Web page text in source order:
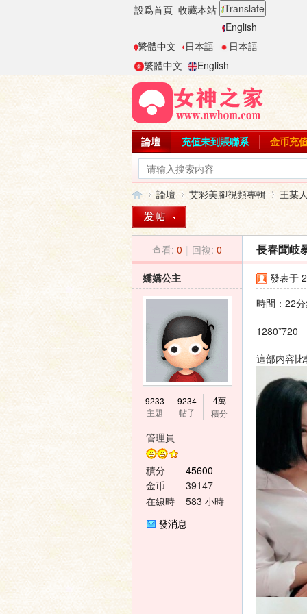
設爲首頁 收藏本站 Translate
English
繁體中文
日本語
日本語
繁體中文
English
論壇 充值未到賬聯系 金币充
論壇
›
艾彩美腳視頻專輯
›
王某
查看: 0 | 回複: 0 長春聞岐
嬌嬌公主
9233
主題
9234
帖子
4萬
積分
管理員
積分
45600
金币
39147
在線時
583 小時
發消息
發表于
時間：22
1280*720
這部内容